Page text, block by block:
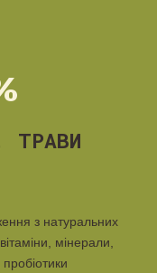
ТРАВИ
з натуральних
мінерали,